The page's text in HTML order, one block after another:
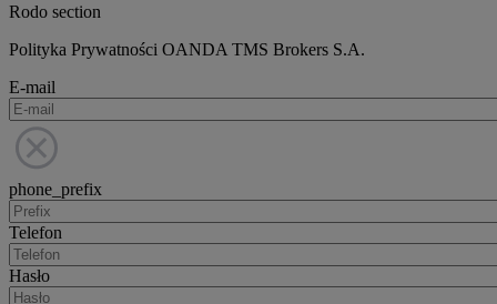
Rodo section
Polityka Prywatności OANDA TMS Brokers S.A.
E-mail
phone_prefix
Telefon
Hasło